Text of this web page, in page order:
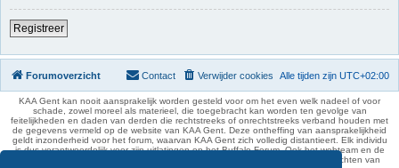
Registreer
Forumoverzicht Alle tijden zijn UTC+02:00
Verwijder cookies
Contact
KAA Gent kan nooit aansprakelijk worden gesteld voor om het even welk nadeel of voor
schade, zowel moreel als materieel, die toegebracht kan worden ten gevolge van
feitelijkheden en daden van derden die rechtstreeks of onrechtstreeks verband houden met
de gegevens vermeld op de website van KAA Gent. Deze ontheffing van aansprakelijkheid
geldt inzonderheid voor het forum, waarvan KAA Gent zich volledig distantieert. Elk individu
is dus verantwoordelijk voor zijn uitlatingen op het Buffalo Forum. Ook het webteam en de
moderators kunnen niet aansprakelijk gesteld worden voor de inhoud van berichten van